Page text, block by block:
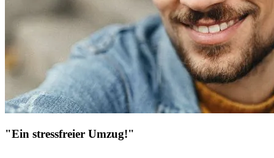
"Ein stressfreier Umzug!"